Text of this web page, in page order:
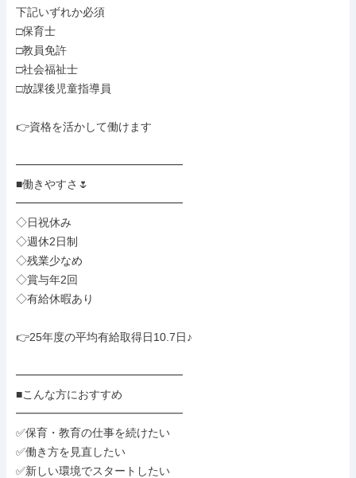
下記いずれか必須
□保育士
□教員免許
□社会福祉士
□放課後児童指導員
👉資格を活かして働けます
━━━━━━━━━━━━━━━
■働きやすさ🌷
━━━━━━━━━━━━━━━
◇日祝休み
◇週休2日制
◇残業少なめ
◇賞与年2回
◇有給休暇あり
👉25年度の平均有給取得日10.7日♪
━━━━━━━━━━━━━━━
■こんな方におすすめ
━━━━━━━━━━━━━━━
✅保育・教育の仕事を続けたい
✅働き方を見直したい
✅新しい環境でスタートしたい